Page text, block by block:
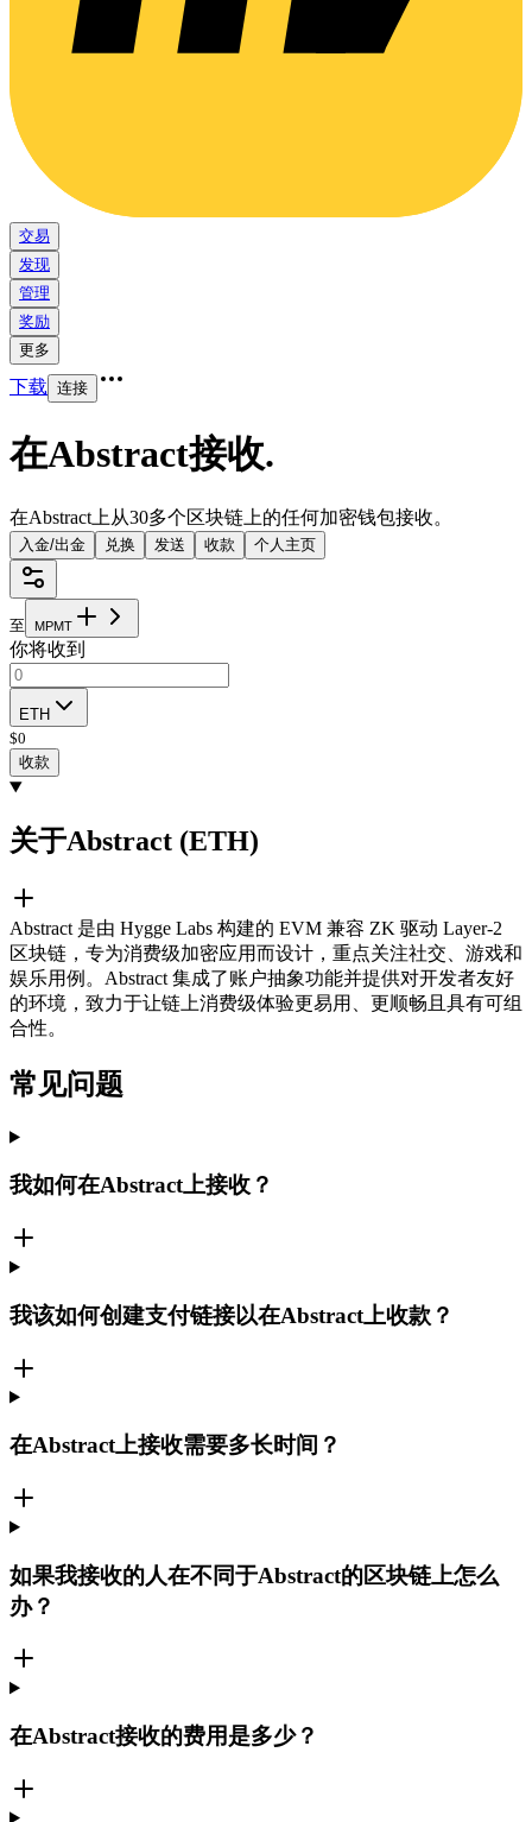
交易
发现
管理
奖励
更多
下载 连接
在Abstract接收.
在Abstract上从30多个区块链上的任何加密钱包接收。
入金/出金 兑换 发送 收款 个人主页
至 MPMT
你将收到
ETH
$0
收款
关于Abstract (ETH)
Abstract 是由 Hygge Labs 构建的 EVM 兼容 ZK 驱动 Layer-2
区块链，专为消费级加密应用而设计，重点关注社交、游戏和
娱乐用例。Abstract 集成了账户抽象功能并提供对开发者友好
的环境，致力于让链上消费级体验更易用、更顺畅且具有可组
合性。
常见问题
我如何在Abstract上接收？
我该如何创建支付链接以在Abstract上收款？
在Abstract上接收需要多长时间？
如果我接收的人在不同于Abstract的区块链上怎么
办？
在Abstract接收的费用是多少？